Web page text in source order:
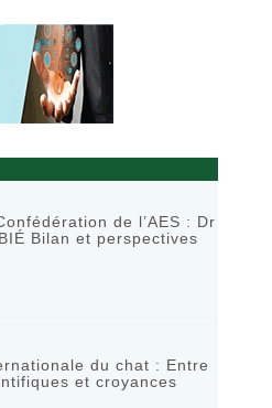
de l’AES : Dr
Bilan et perspectives
du chat : Entre
et croyances